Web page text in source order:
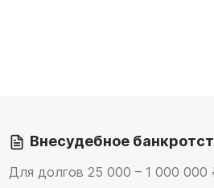
Внесудебное
Для долгов 25 000 – 1 000 000